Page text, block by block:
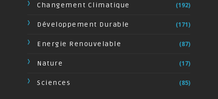
Changement Climatique (192)
Développement Durable (171)
Energie Renouvelable (87)
Nature (17)
Sciences (85)